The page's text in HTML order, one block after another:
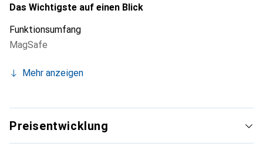
Das Wichtigste auf einen Blick
Funktionsumfang
MagSafe
Mehr anzeigen
Preisentwicklung